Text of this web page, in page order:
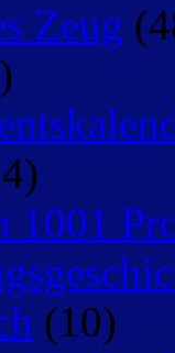
Zeug
1001
(10)